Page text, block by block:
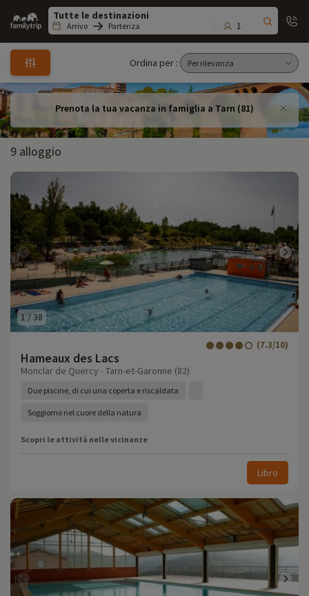
Family
trip
Arrivo Partenza 1
Ordina per :
Prenota la tua vacanza in famiglia a Tarn (81)
9 alloggio
1 /38
Hameaux des Lacs
(7.3/10)
Monclar de Quercy - Tarn-et-Garonne (82)
Due piscine, di cui una coperta e riscaldata
Soggiorno nel cuore della natura
Scopri le attività nelle vicinanze
Libro